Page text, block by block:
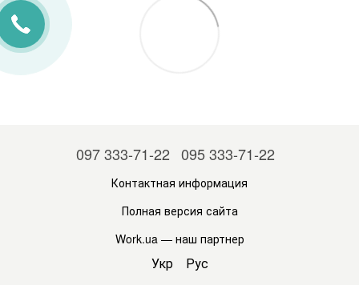
097 333-71-22 095 333-71-22
Контактная информация
Полная версия сайта
Work.ua— наш партнер
Укр Рус